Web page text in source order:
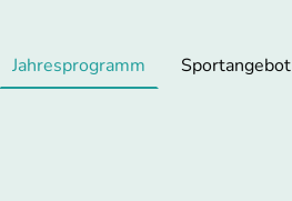
Jahresprogramm Sportangebot